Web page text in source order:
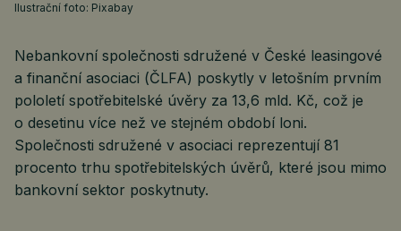
Ilustrační foto: Pixabay
Nebankovní společnosti sdružené v České leasingové
a finanční asociaci (ČLFA) poskytly v letošním prvním
pololetí spotřebitelské úvěry za 13,6 mld. Kč, což je
o desetinu více než ve stejném období loni.
Společnosti sdružené v asociaci reprezentují 81
procento trhu spotřebitelských úvěrů, které jsou mimo
bankovní sektor poskytnuty.